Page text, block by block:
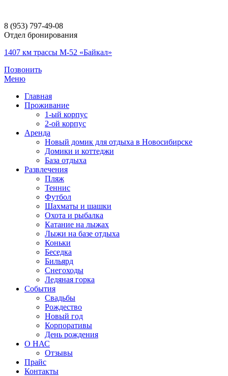
8 (953) 797-49-08
Отдел бронирования
1407 км трассы М-52 «Байкал»
Позвонить
Меню
Главная
Проживание
1-ый корпус
2-ой корпус
Аренда
Новый домик для отдыха в Новосибирске
Домики и коттеджи
База отдыха
Развлечения
Пляж
Теннис
Футбол
Шахматы и шашки
Охота и рыбалка
Катание на лыжах
Лыжи на базе отдыха
Коньки
Беседка
Бильярд
Снегоходы
Ледяная горка
События
Свадьбы
Рождество
Новый год
Корпоративы
День рождения
О НАС
Отзывы
Прайс
Контакты